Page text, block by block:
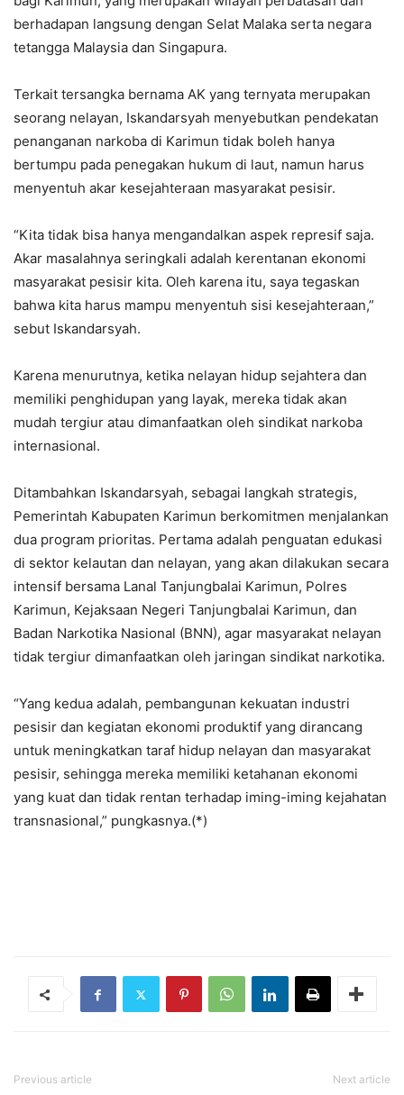
berhadapan langsung dengan Selat Malaka serta negara
tetangga Malaysia dan Singapura.
Terkait tersangka bernama AK yang ternyata merupakan
seorang nelayan, Iskandarsyah menyebutkan pendekatan
penanganan narkoba di Karimun tidak boleh hanya
bertumpu pada penegakan hukum di laut, namun harus
menyentuh akar kesejahteraan masyarakat pesisir.
“Kita tidak bisa hanya mengandalkan aspek represif saja.
Akar masalahnya seringkali adalah kerentanan ekonomi
masyarakat pesisir kita. Oleh karena itu, saya tegaskan
bahwa kita harus mampu menyentuh sisi kesejahteraan,”
sebut Iskandarsyah.
Karena menurutnya, ketika nelayan hidup sejahtera dan
memiliki penghidupan yang layak, mereka tidak akan
mudah tergiur atau dimanfaatkan oleh sindikat narkoba
internasional.
Ditambahkan Iskandarsyah, sebagai langkah strategis,
Pemerintah Kabupaten Karimun berkomitmen menjalankan
dua program prioritas. Pertama adalah penguatan edukasi
di sektor kelautan dan nelayan, yang akan dilakukan secara
intensif bersama Lanal Tanjungbalai Karimun, Polres
Karimun, Kejaksaan Negeri Tanjungbalai Karimun, dan
Badan Narkotika Nasional (BNN), agar masyarakat nelayan
tidak tergiur dimanfaatkan oleh jaringan sindikat narkotika.
“Yang kedua adalah, pembangunan kekuatan industri
pesisir dan kegiatan ekonomi produktif yang dirancang
untuk meningkatkan taraf hidup nelayan dan masyarakat
pesisir, sehingga mereka memiliki ketahanan ekonomi
yang kuat dan tidak rentan terhadap iming-iming kejahatan
transnasional,” pungkasnya.(*)
Previous article Next article